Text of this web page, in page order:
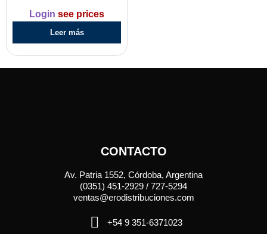
Login see prices
Leer más
CONTACTO
Av. Patria 1552, Córdoba, Argentina
(0351) 451-2929 / 727-5294
ventas@erodistribuciones.com
+54 9 351-6371023